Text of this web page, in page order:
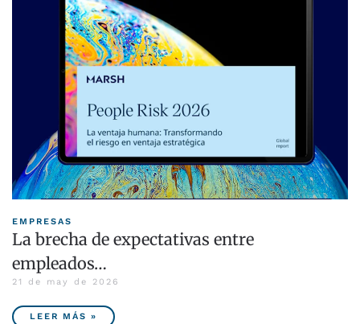
EMPRESAS
La brecha de expectativas entre
empleados…
21 de may de 2026
LEER MÁS »